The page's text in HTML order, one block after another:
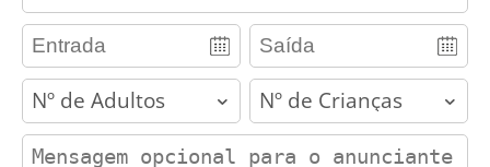
adults children
contact_message